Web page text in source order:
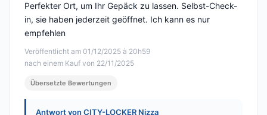
Veröffentlicht am 01/12/2025 à 20h59
nach einem Kauf von 22/11/2025
Perfekter Ort, um Ihr Gepäck zu lassen. Selbst-Check-
in, sie haben jederzeit geöffnet. Ich kann es nur
empfehlen
Übersetzte Bewertungen
Antwort von CITY-LOCKER Nizza